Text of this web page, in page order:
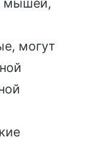
мышей,
могут